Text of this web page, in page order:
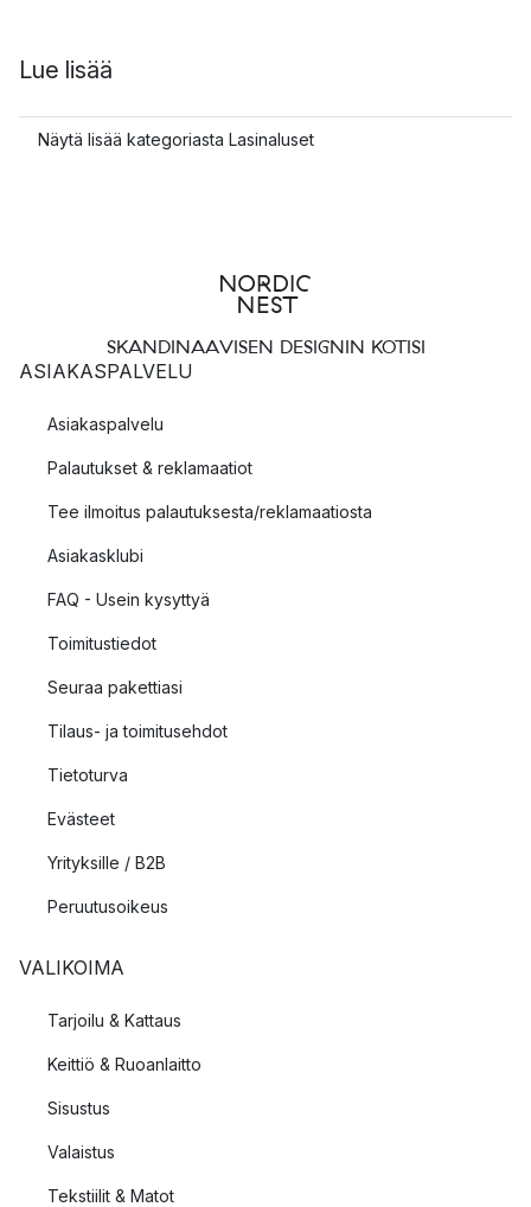
Lue lisää
Näytä lisää kategoriasta Lasinaluset
SKANDINAAVISEN DESIGNIN KOTISI
ASIAKASPALVELU
Asiakaspalvelu
Palautukset & reklamaatiot
Tee ilmoitus palautuksesta/reklamaatiosta
Asiakasklubi
FAQ - Usein kysyttyä
Toimitustiedot
Seuraa pakettiasi
Tilaus- ja toimitusehdot
Tietoturva
Evästeet
Yrityksille / B2B
Peruutusoikeus
VALIKOIMA
Tarjoilu & Kattaus
Keittiö & Ruoanlaitto
Sisustus
Valaistus
Tekstiilit & Matot